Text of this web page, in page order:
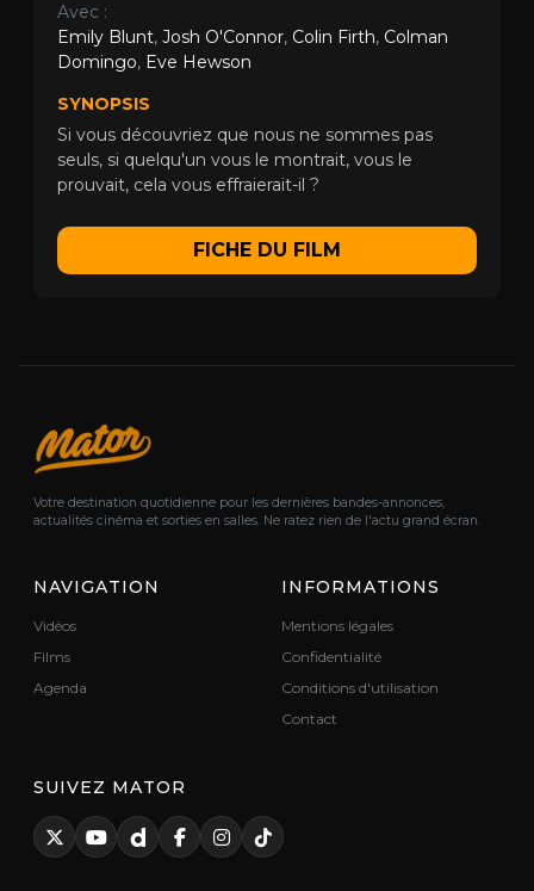
Avec :
Emily Blunt, Josh O'Connor, Colin Firth, Colman
Domingo, Eve Hewson
SYNOPSIS
Si vous découvriez que nous ne sommes pas
seuls, si quelqu'un vous le montrait, vous le
prouvait, cela vous effraierait-il ?
FICHE DU FILM
Votre destination quotidienne pour les dernières bandes-annonces,
actualités cinéma et sorties en salles. Ne ratez rien de l'actu grand écran.
NAVIGATION
Vidéos
Films
Agenda
INFORMATIONS
Mentions légales
Confidentialité
Conditions d'utilisation
Contact
SUIVEZ MATOR